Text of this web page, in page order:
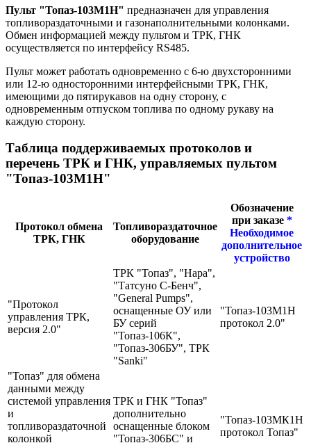
Пульт "Топаз-103М1H" предназначен для управления
топливораздаточными и газонаполнительными колонками.
Обмен информацией между пультом и ТРК, ГНК
осуществляется по интерфейсу RS485.
Пульт может работать одновременно с 6-ю двухсторонними
или 12-ю односторонними интерфейсными ТРК, ГНК,
имеющими до пятирукавов на одну сторону, с
одновременным отпуском топлива по одному рукаву на
каждую сторону.
Таблица поддерживаемых протоколов и
перечень ТРК и ГНК, управляемых пультом
"Топаз-103М1H"
Протокол обмена
ТРК, ГНК
Топливораздаточное
оборудование
Обозначение
при заказе *
Необходимое
дополнительное
устройство
"Протокол
управления ТРК,
версия 2.0"
ТРК "Топаз", "Нара",
"Татсуно С-Бенч",
"General Pumps",
оснащенные ОУ или
БУ серий
"Топаз-106К",
"Топаз-306БУ", ТРК
"Sanki"
"Топаз-103М1H
протокол 2.0"
"Топаз" для обмена
данными между
системой управления
и
топливораздаточной
колонкой
ТРК и ГНК "Топаз"
дополнительно
оснащенные блоком
"Топаз-306БС" и
"Топаз-103МК1H
протокол Топаз"